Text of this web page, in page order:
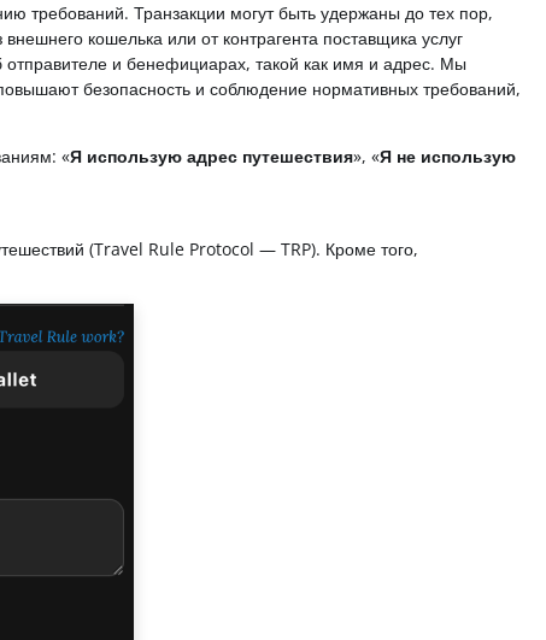
требований. Транзакции могут быть удержаны до тех пор,
кошелька или от контрагента поставщика услуг
отправителе и бенефициарах, такой как имя и адрес. Мы
безопасность и соблюдение нормативных требований,
«Я использую адрес путешествия», «Я не использую
(Travel Rule Protocol — TRP). Кроме того,